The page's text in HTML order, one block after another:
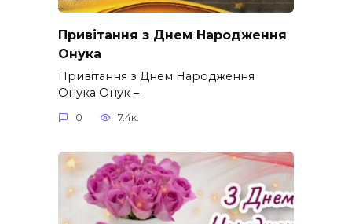
Привітання з Днем Народження
Онука
Привітання з Днем Народження
Онука Онук –
0 7.4к.